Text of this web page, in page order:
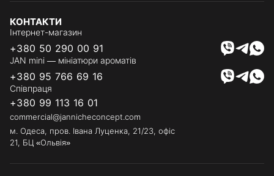
КОНТАКТИ
Інтернет-магазин
+380 50 290 00 91
JAN mini — мініатюри ароматів
+380 95 766 69 16
Співпраця
+380 99 113 16 01
commercial@jannicheconcept.com
м. Одеса, пров. Івана Луценка, 21/23, офіс
21, БЦ «Ольвія»